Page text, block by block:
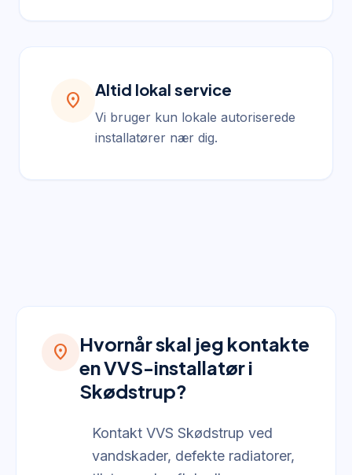
location_on
Altid lokal service
Vi bruger kun lokale autoriserede
installatører nær dig.
location_on
Hvornår skal jeg kontakte
en VVS-installatør i
Skødstrup?
Kontakt VVS Skødstrup ved
vandskader, defekte radiatorer,